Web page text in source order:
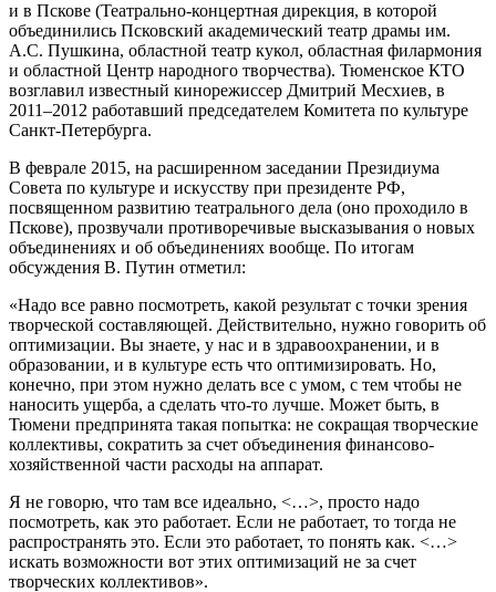
и в Пскове (Театрально-концертная дирекция, в которой
объединились Псковский академический театр драмы им.
А.С. Пушкина, областной театр кукол, областная филармония
и областной Центр народного творчества). Тюменское КТО
возглавил известный кинорежиссер Дмитрий Месхиев, в
2011–2012 работавший председателем Комитета по культуре
Санкт-Петербурга.
В феврале 2015, на расширенном заседании Президиума
Совета по культуре и искусству при президенте РФ,
посвященном развитию театрального дела (оно проходило в
Пскове), прозвучали противоречивые высказывания о новых
объединениях и об объединениях вообще. По итогам
обсуждения В. Путин отметил:
«Надо все равно посмотреть, какой результат с точки зрения
творческой составляющей. Действительно, нужно говорить об
оптимизации. Вы знаете, у нас и в здравоохранении, и в
образовании, и в культуре есть что оптимизировать. Но,
конечно, при этом нужно делать все с умом, с тем чтобы не
наносить ущерба, а сделать что-то лучше. Может быть, в
Тюмени предпринята такая попытка: не сокращая творческие
коллективы, сократить за счет объединения финансово-
хозяйственной части расходы на аппарат.
Я не говорю, что там все идеально, <…>, просто надо
посмотреть, как это работает. Если не работает, то тогда не
распространять это. Если это работает, то понять как. <…>
искать возможности вот этих оптимизаций не за счет
творческих коллективов».